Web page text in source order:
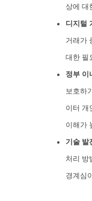
상에 대
디지털
거래가
대한 필
정부 이
보호하
이터 개
이해가
기술 발
처리 방
경계심